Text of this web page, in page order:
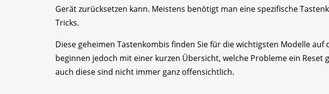
Gerät zurücksetzen kann. Meistens benötigt man eine spezifische
Tricks.
Diese geheimen Tastenkombis finden Sie für die wichtigsten Modelle auf
beginnen jedoch mit einer kurzen Übersicht, welche Probleme ein Reset
auch diese sind nicht immer ganz offensichtlich.